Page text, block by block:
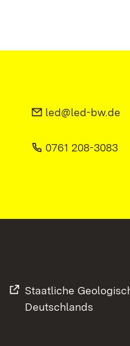
led@led-bw.de
0761 208-3083
Staatliche
Deutschlands